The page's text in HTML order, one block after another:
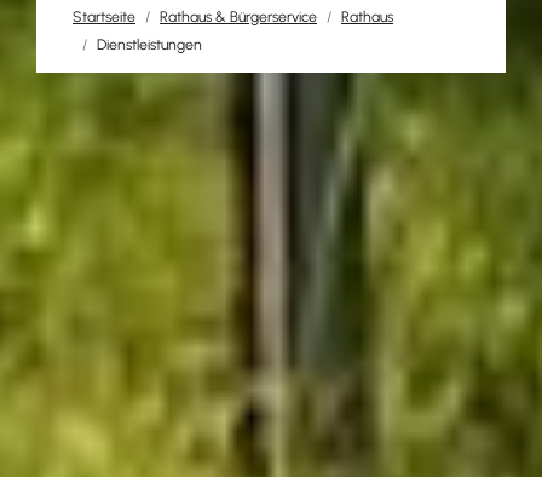
Startseite Rathaus & Bürgerservice
Rathaus
Dienstleistungen